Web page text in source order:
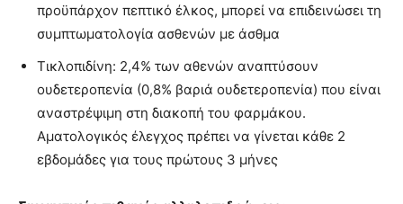
προϋπάρχον πεπτικό έλκος, μπορεί να επιδεινώσει τη
συμπτωματολογία ασθενών με άσθμα
Τικλοπιδίνη: 2,4% των αθενών αναπτύσουν
ουδετεροπενία (0,8% βαριά ουδετεροπενία) που είναι
αναστρέψιμη στη διακοπή του φαρμάκου.
Αματολογικός έλεγχος πρέπει να γίνεται κάθε 2
εβδομάδες για τους πρώτους 3 μήνες